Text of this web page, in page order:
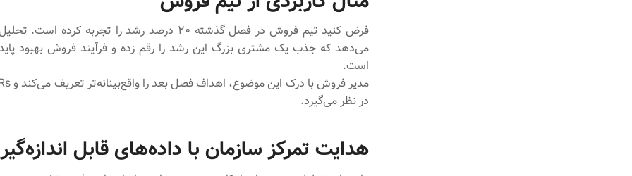
فرض کنید تیم فروش در فصل گذشته ۲۰ درصد رشد را تجربه کرده
می‌دهد که جذب یک مشتری بزرگ این رشد را رقم زده و فرآیند فروش بهبود
است.
در نظر می‌گیرد.
هدایت تمرکز سازمان با داده‌های قابل